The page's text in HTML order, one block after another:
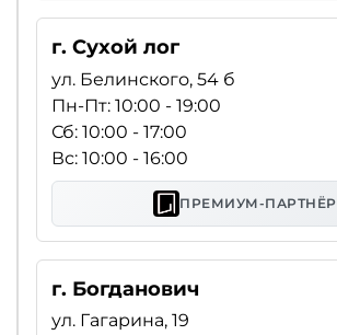
г. Сухой лог
ул. Белинского, 54 б
Пн-Пт: 10:00 - 19:00
Сб: 10:00 - 17:00
Вс: 10:00 - 16:00
ПРЕМИУМ-ПАРТНЁР
г. Богданович
ул. Гагарина, 19